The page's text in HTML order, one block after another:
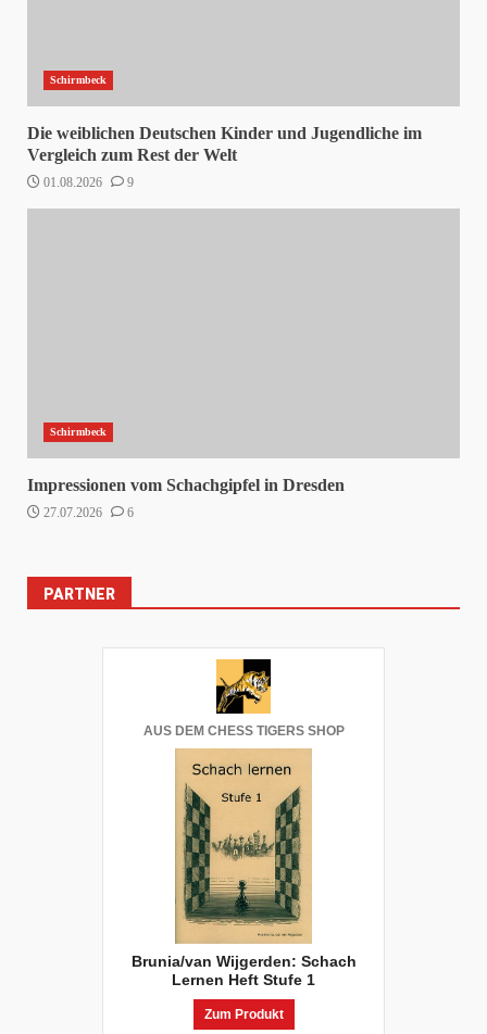
Schirmbeck
Die weiblichen Deutschen Kinder und Jugendliche im
Vergleich zum Rest der Welt
01.08.2026 9
Schirmbeck
Impressionen vom Schachgipfel in Dresden
27.07.2026 6
PARTNER
AUS DEM CHESS TIGERS SHOP
Brunia/van Wijgerden: Schach
Lernen Heft Stufe 1
Zum Produkt